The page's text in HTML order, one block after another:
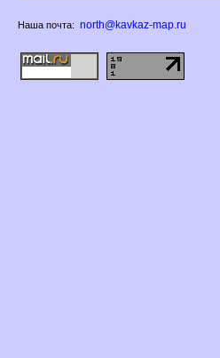
Наша почта: north@kavkaz-map.ru